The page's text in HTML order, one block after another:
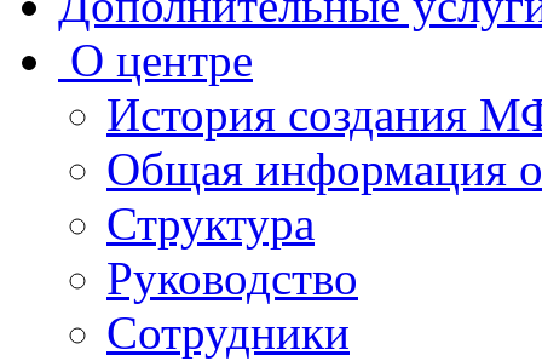
О центре
История создания
Общая
Структура
Руководство
Сотрудники